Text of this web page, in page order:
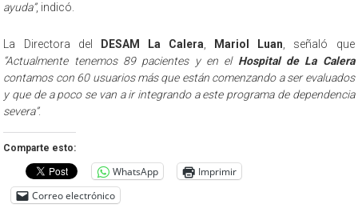
ayuda”, indicó.
La Directora del DESAM La Calera Mariol Luan , señaló que
“Actualmente tenemos 89 pacientes y en el Hospital de La Calera
contamos con 60 usuarios más que están comenzando a ser evaluados
y que de a poco se van a ir integrando a este programa de dependencia
severa”.
Comparte esto:
WhatsApp
Imprimir
Correo electrónico